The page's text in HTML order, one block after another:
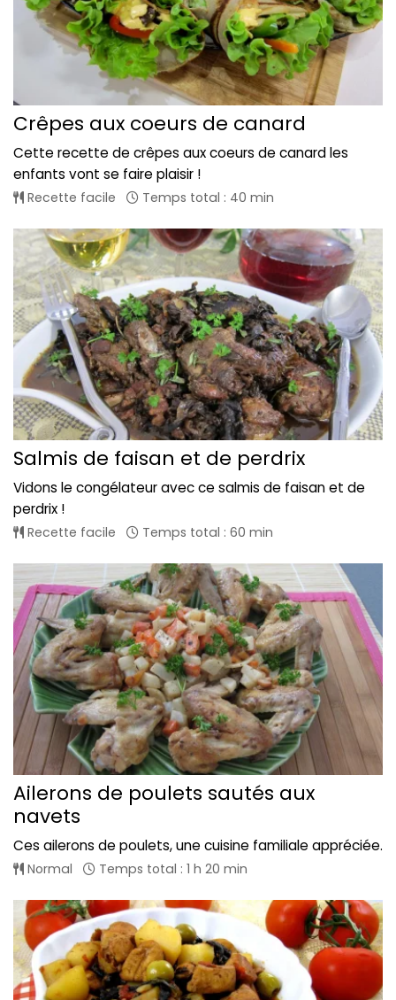
Crêpes aux coeurs de canard
Cette recette de crêpes aux coeurs de canard les
enfants vont se faire plaisir !
Recette facile Temps total : 40 min
Salmis de faisan et de perdrix
Vidons le congélateur avec ce salmis de faisan et de
perdrix !
Recette facile Temps total : 60 min
Ailerons de poulets sautés aux
navets
Ces ailerons de poulets, une cuisine familiale appréciée.
Normal Temps total : 1 h 20 min